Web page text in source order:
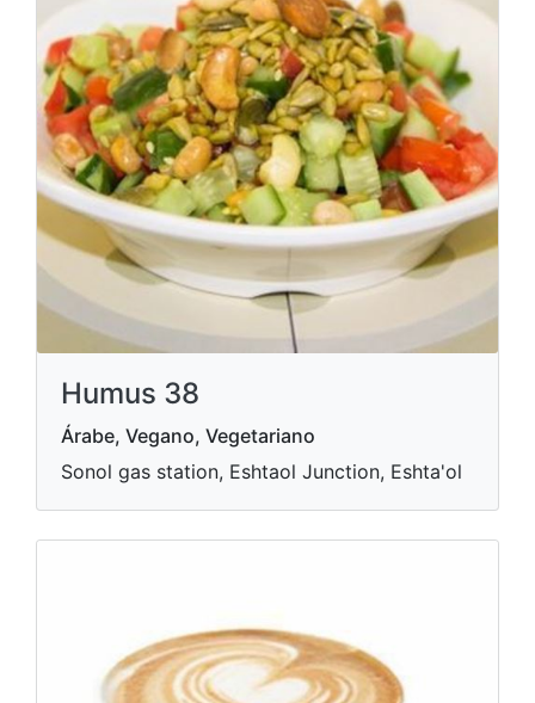
Humus 38
Árabe, Vegano, Vegetariano
Sonol gas station, Eshtaol Junction, Eshta'ol